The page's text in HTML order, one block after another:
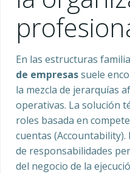
En las estructuras
de empresassuele
la mezcla de jerarquías
operativas. La solución
roles basada en
cuentas
de responsabilidades
del negocio de la